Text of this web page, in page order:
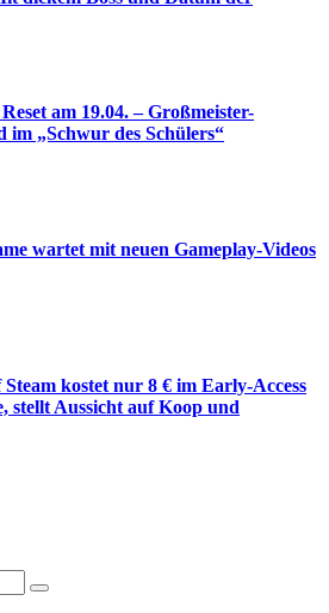
am 19.04. – Großmeister-
im „Schwur des Schülers“
wartet mit neuen Gameplay-Videos
kostet nur 8 € im Early-Access
stellt Aussicht auf Koop und